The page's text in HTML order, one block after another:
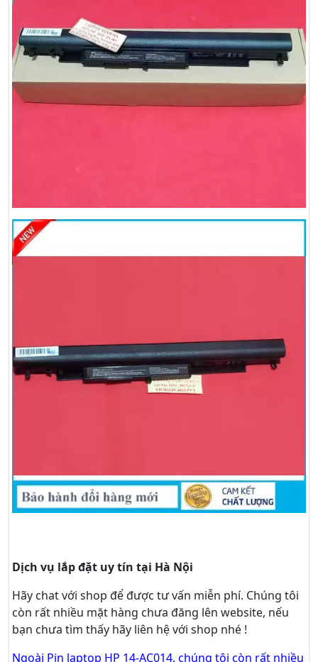
Dịch vụ lắp đặt uy tín tại Hà Nội
Hãy chatvới shop để được tư vấn miễn phí. Chúng tôi
còn rất nhiều mặt hàng chưa đăng lên website, nếu
bạn chưa tìm thấy hãy liên hệ với shop nhé !
Ngoài Pin laptop HP 14-AC014, chúng tôi còn rất nhiều